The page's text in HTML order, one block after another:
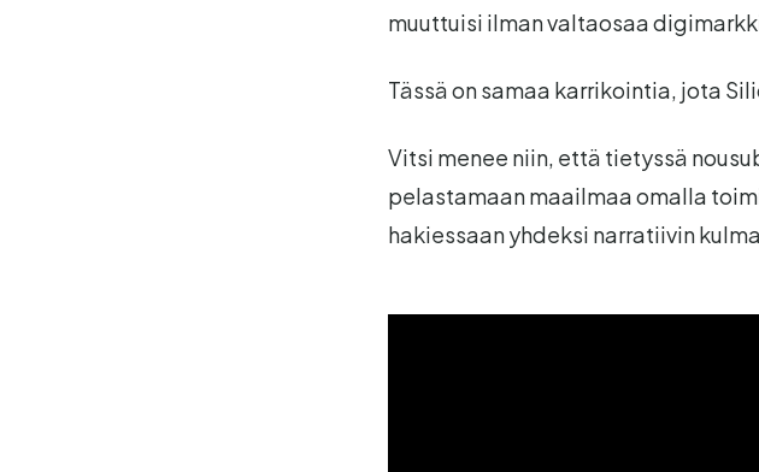
muuttuisi ilman valtaosaa
Tässä on samaa karrikointia, jota
Vitsi menee niin, että tietyssä
pelastamaan maailmaa omalla
hakiessaan yhdeksi narratiivin